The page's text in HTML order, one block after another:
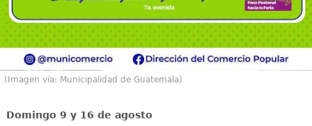
(Imagen vía: Municipalidad de Guatemala)
Domingo 9 y 16 de agosto